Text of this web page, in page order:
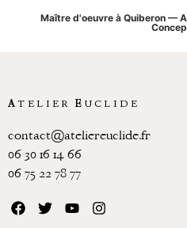
Maître d'oeuvre à Quiberon —
ATELIERE UCLIDE
contact@ateliereuclide.fr
06 30 16 14 66
06 75 22 78 77
F
a
T
w
Y
o
I
n